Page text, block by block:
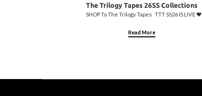
The Trilogy Tapes 26SS Collections
SHOP To The Trilogy Tapes TTT SS26 IS LIVE ♥️
Read More